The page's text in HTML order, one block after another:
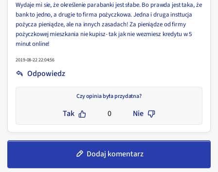
Czy opinia była przydatna?
Tak 0 Nie
Wydaje mi sie, że określenie parabanki jest słabe. Bo prawda jest taka, że
bank to jedno, a drugie to firma pożyczkowa. Jedna i druga insttucja
pożycza pieniądze, ale na innych zasadach! Za pieniądze od firmy
pożyczkowej mieszkania nie kupisz- tak jak nie wezmiesz kredytu w 5
minut online!
2019-08-22 22:04:56
Odpowiedz
Dodaj komentarz